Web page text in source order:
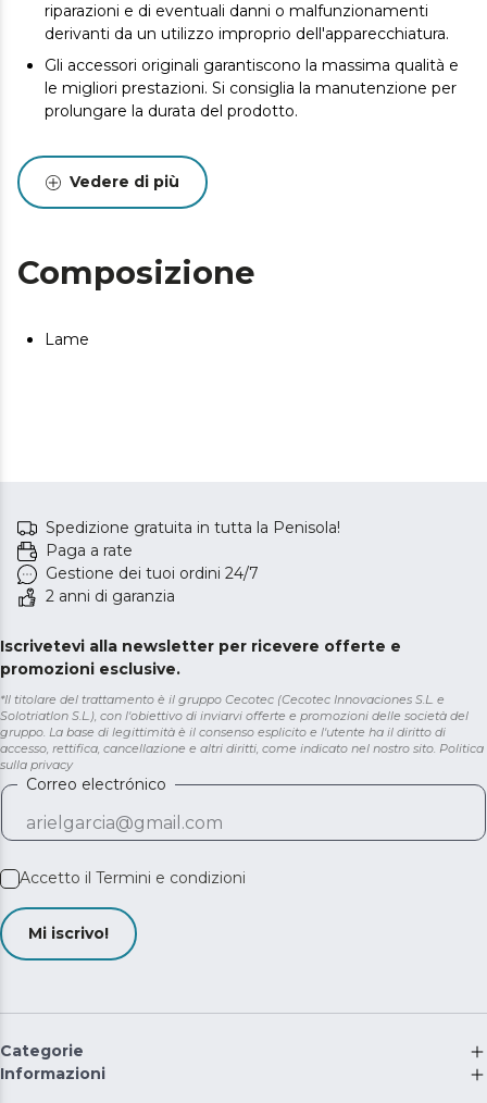
riparazioni e di eventuali danni o malfunzionamenti
derivanti da un utilizzo improprio dell'apparecchiatura.
Gli accessori originali garantiscono la massima qualità e
le migliori prestazioni. Si consiglia la manutenzione per
prolungare la durata del prodotto.
Vedere di più
Composizione
Lame
Spedizione gratuita in tutta la Penisola!
Paga a rate
Gestione dei tuoi ordini 24/7
2 anni di garanzia
Iscrivetevi alla newsletter per ricevere offerte e
promozioni esclusive.
*Il titolare del trattamento è il gruppo Cecotec (Cecotec Innovaciones S.L. e
Solotriatlon S.L.), con l'obiettivo di inviarvi offerte e promozioni delle società del
gruppo. La base di legittimità è il consenso esplicito e l'utente ha il diritto di
accesso, rettifica, cancellazione e altri diritti, come indicato nel nostro sito. Politica
sulla privacy
Correo electrónico
Accetto il Termini e condizioni
Mi iscrivo!
Categorie
Informazioni